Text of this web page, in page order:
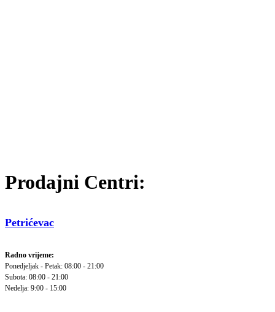
Prodajni Centri:
Petrićevac
Radno vrijeme:
Ponedjeljak - Petak: 08:00 - 21:00
Subota: 08:00 - 21:00
Nedelja: 9:00 - 15:00